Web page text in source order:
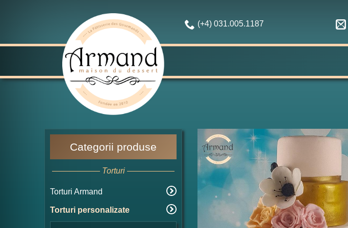
(+4) 031.005.1187
Categorii produse
Torturi
Torturi Armand
Torturi personalizate